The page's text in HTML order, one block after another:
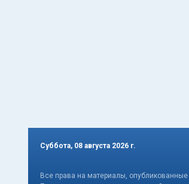
Суббота, 08 августа 2026 г.
Все права на материалы, опубликованные